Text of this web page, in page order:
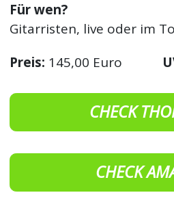
Für wen?
Gitarristen, live oder im
Preis: 145,00 Euro
CHECK
CHECK